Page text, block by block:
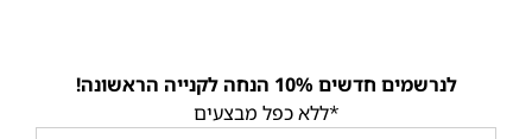
לנרשמים חדשים 10% הנחה לקנייה הראשונה!
*ללא כפל מבצעים